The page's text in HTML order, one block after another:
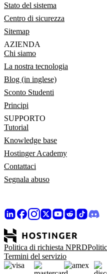
Stato del sistema
Centro di sicurezza
Sitemap
AZIENDA
Chi siamo
La nostra tecnologia
Blog (in inglese)
Sconto Studenti
Principi
SUPPORTO
Tutorial
Knowledge base
Hostinger Academy
Contattaci
Segnala abuso
Politica di richiesta NPRD
Termini del servizio